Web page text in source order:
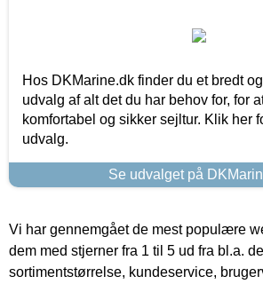
Hos DKMarine.dk finder du et bredt
udvalg af alt det du har behov for, for
komfortabel og sikker sejltur. Klik her
udvalg.
Se udvalget på
Vi har gennemgået de mest populære
dem med stjerner fra 1 til 5 ud fra bl.a.
sortimentstørrelse, kundeservice,